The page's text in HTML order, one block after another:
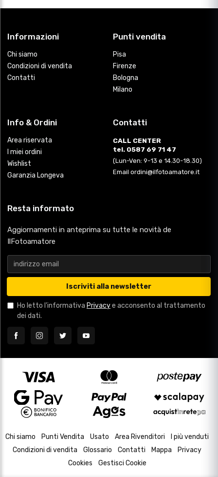
Informazioni
Chi siamo
Condizioni di vendita
Contatti
Punti vendita
Pisa
Firenze
Bologna
Milano
Info & Ordini
Area riservata
I miei ordini
Wishlist
Garanzia Longeva
Contatti
CALL CENTER
tel. 0587 69 71 47
(Lun-Ven: 9-13 e 14.30-18.30)
Email ordini@ilfotoamatore.it
Resta informato
Aggiornamenti in anteprima su tutte le novità de
IlFotoamatore
Iscriviti alla newsletter
Ho letto l'informativa Privacye acconsento al trattamento
dei dati.
Chi siamo Punti Vendita Usato Area Rivenditori
I più venduti
Condizioni di vendita
Glossario Contatti Mappa
Privacy
Cookies
Gestisci Cookie